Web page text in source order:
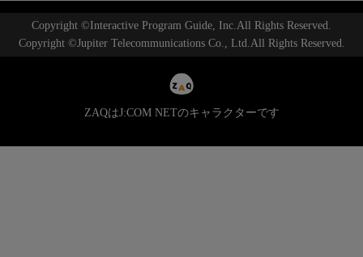
Copyright ©Interactive Program Guide, Inc.All Rights Reserved.
Copyright ©Jupiter Telecommunications Co., Ltd.All Rights Reserved.
ZAQはJ:COM NETのキャラクターです